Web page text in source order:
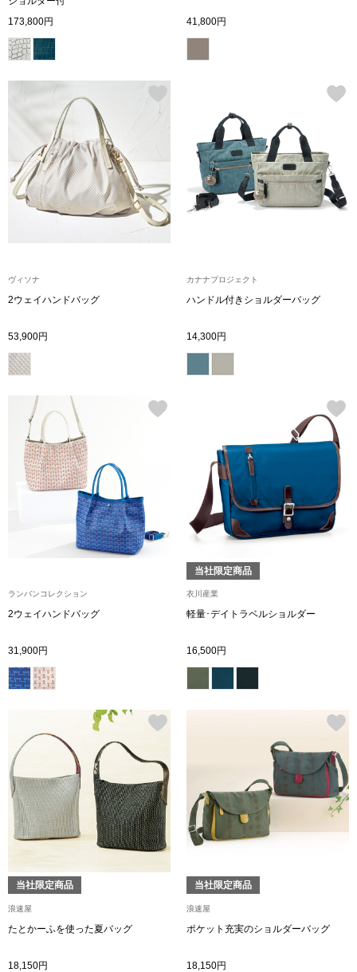
ボトムス
スカート
パンツ／スラ
レギンス／ス
ルーム･アン
ルームウェア
アンダーウェア
ハンドバッグ
ショルダーバ
クラッチバッグ
173,800円
41,800円
ヴィソナ
2ウェイハンドバッグ
53,900円
カナナプロジェクト
ハンドル付きショルダーバッグ
14,300円
ランバンコレクション
2ウェイハンドバッグ
31,900円
当社限定商品
衣川産業
軽量･デイトラベルショルダー
16,500円
当社限定商品
浪速屋
たとかーふを使った夏バッグ
18,150円
当社限定商品
浪速屋
ポケット充実のショルダーバッグ
18,150円